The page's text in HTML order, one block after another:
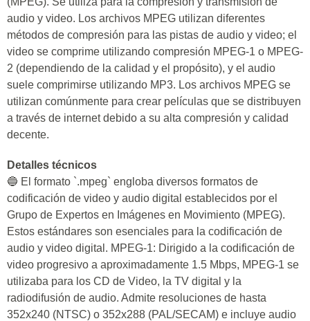
audio y video. Los archivos MPEG utilizan diferentes
métodos de compresión para las pistas de audio y video; el
video se comprime utilizando compresión MPEG-1 o MPEG-
2 (dependiendo de la calidad y el propósito), y el audio
suele comprimirse utilizando MP3. Los archivos MPEG se
utilizan comúnmente para crear películas que se distribuyen
a través de internet debido a su alta compresión y calidad
decente.
Detalles técnicos
🔵 El formato `.mpeg` engloba diversos formatos de
codificación de video y audio digital establecidos por el
Grupo de Expertos en Imágenes en Movimiento (MPEG).
Estos estándares son esenciales para la codificación de
audio y video digital. MPEG-1: Dirigido a la codificación de
video progresivo a aproximadamente 1.5 Mbps, MPEG-1 se
utilizaba para los CD de Video, la TV digital y la
radiodifusión de audio. Admite resoluciones de hasta
352x240 (NTSC) o 352x288 (PAL/SECAM) e incluye audio